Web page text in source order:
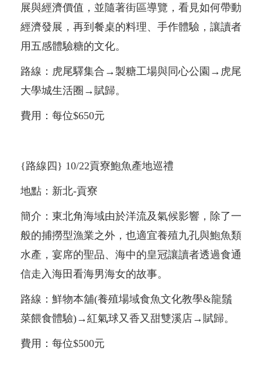
展與經濟價值，並隨著街區導覽，看見如何帶動
經濟發展，再到餐桌的料理、手作體驗，讓讀者
用五感體驗糖的文化。
路線：虎尾驛集合→製糖工場與同心公園→虎尾
大學城生活圈→賦歸。
費用：每位$650元
{路線四} 10/22貢寮鮑魚產地巡禮
地點：新北-貢寮
簡介：東北角海域由於洋流及氣候影響，除了一
般的捕撈型漁業之外，也適宜養殖九孔與鮑魚類
水產，宴席的聖品、海中的皇冠讓讀者透過食通
信走入海田看海男海女的故事。
路線：鮮物本舖(養殖場域食魚文化教學&龍鬚
菜餵食體驗)→紅氣球又香又甜雙溪店→賦歸。
費用：每位$500元